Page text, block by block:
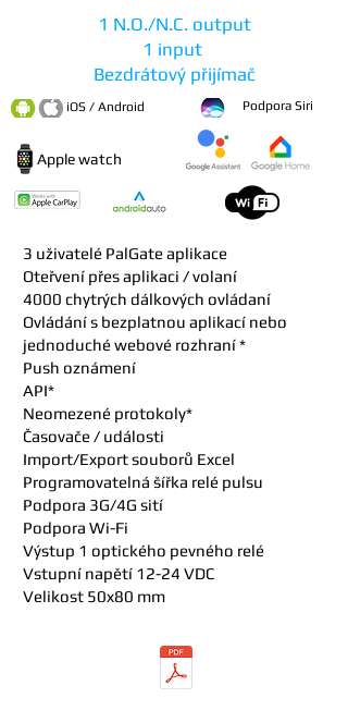
1 N.O./N.C. output
1 input
Bezdrátový přijímač
iOS / Android
Apple watch
Podpora Siri
3 uživatelé PalGate aplikace
Oteřvení přes aplikaci / volaní
4000 chytrých dálkových ovládaní
Ovládání s bezplatnou aplikací nebo
jednoduché webové rozhraní *
Push oznámení
API*
Neomezené protokoly*
Časovače / události
Import/Export souborů Excel
Programovatelná šířka relé pulsu
Podpora 3G/4G sití
Podpora Wi-Fi
Výstup 1 optického pevného relé
Vstupní napětí 12-24 VDC
Velikost 50x80 mm